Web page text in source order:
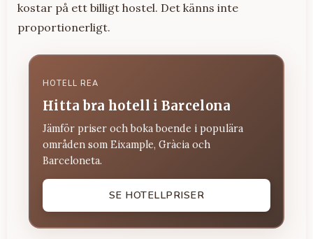
kostar på ett billigt hostel. Det känns inte
proportionerligt.
HOTELL REA
Hitta bra hotell i Barcelona
Jämför priser och boka boende i populära
områden som Eixample, Gràcia och
Barceloneta.
SE HOTELLPRISER